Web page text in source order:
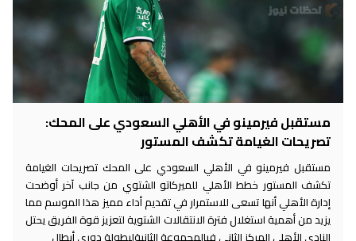
مستقبل فيرمينو في الأهلي السعودي على المحك:
تصريحات الغيامة تكشف المستور
مستقبل فيرمينو في الأهلي السعودي على المحك تصريحات الغيامة
تكشف المستور خطط الأهلي للميركاتو الشتوي من جانب آخر أوضحت
إدارة الأهلي أنها تسعى للاستمرار في تقديم أداء مميز هذا الموسم مما
يزيد من أهمية استغلال فترة الانتقالات الشتوية لتعزيز قوة الفريق يحتل
النادي الأهلي المركز الثاني فيالمجموعة الثانيةلبطولة دوري أبطال